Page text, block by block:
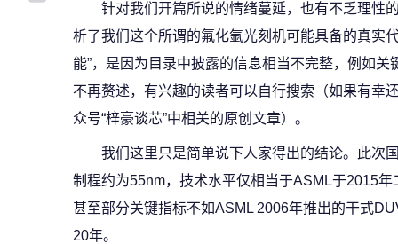
针对我们开篇所说的情绪蔓延，也有不乏理性
析了我们这个所谓的氟化氩光刻机可能具备的真实
能”，是因为目录中披露的信息相当不完整，例如
不再赘述，有兴趣的读者可以自行搜索（如果有幸
众号“梓豪谈芯”中相关的原创文章）。
我们这里只是简单说下人家得出的结论。此次
制程约为55nm，技术水平仅相当于ASML于2015
甚至部分关键指标不如ASML 2006年推出的干式
20年。